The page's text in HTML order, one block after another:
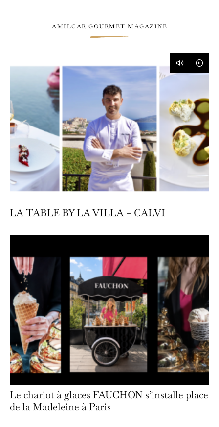
AMILCAR GOURMET MAGAZINE
LA TABLE BY LA VILLA – CALVI
Le chariot à glaces FAUCHON s’installe place
de la Madeleine à Paris